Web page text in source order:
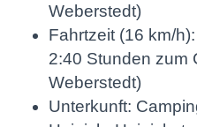
Weberstedt)
Fahrtzeit (16 km/
2:40 Stunden zum
Weberstedt)
Unterkunft: